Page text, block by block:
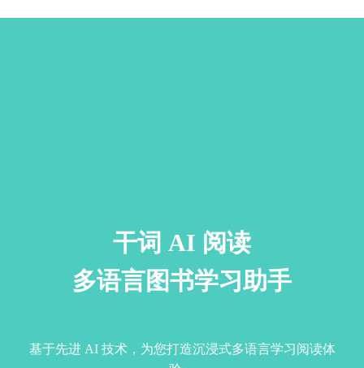
干词 AI 阅读
多语言图书学习助手
基于先进 AI 技术，为您打造沉浸式多语言学习阅读体